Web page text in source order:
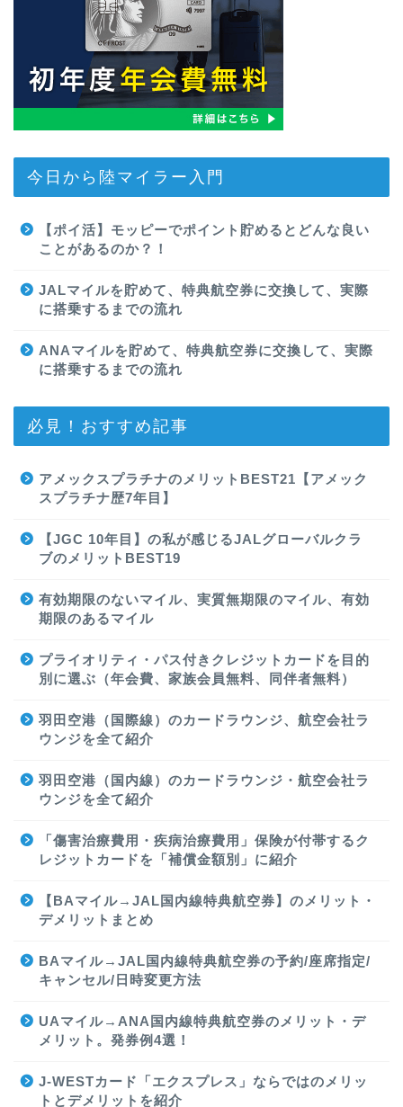
今日から陸マイラー入門
【ポイ活】モッピーでポイント貯めるとどんな良い
ことがあるのか？！
JALマイルを貯めて、特典航空券に交換して、実際
に搭乗するまでの流れ
ANAマイルを貯めて、特典航空券に交換して、実際
に搭乗するまでの流れ
必見！おすすめ記事
アメックスプラチナのメリットBEST21【アメック
スプラチナ歴7年目】
【JGC 10年目】の私が感じるJALグローバルクラ
ブのメリットBEST19
有効期限のないマイル、実質無期限のマイル、有効
期限のあるマイル
プライオリティ・パス付きクレジットカードを目的
別に選ぶ（年会費、家族会員無料、同伴者無料）
羽田空港（国際線）のカードラウンジ、航空会社ラ
ウンジを全て紹介
羽田空港（国内線）のカードラウンジ・航空会社ラ
ウンジを全て紹介
「傷害治療費用・疾病治療費用」保険が付帯するク
レジットカードを「補償金額別」に紹介
【BAマイル→JAL国内線特典航空券】のメリット・
デメリットまとめ
BAマイル→JAL国内線特典航空券の予約/座席指定/
キャンセル/日時変更方法
UAマイル→ANA国内線特典航空券のメリット・デ
メリット。発券例4選！
J-WESTカード「エクスプレス」ならではのメリッ
トとデメリットを紹介